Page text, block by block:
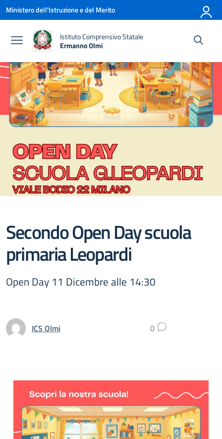
Vai ai contenuti
Vai al menu di navigazione
Vai al footer
Ministero dell'Istruzione e del Merito
Istituto Comprensivo Statale
Ermanno Olmi
Secondo Open Day scuola
primaria Leopardi
Open Day 11 Dicembre alle 14:30
ICS Olmi 0